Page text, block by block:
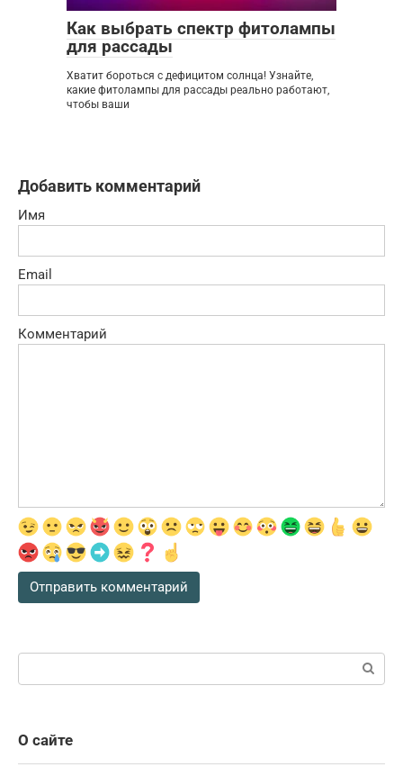
Как выбрать спектр фитолампы
для рассады
Хватит бороться с дефицитом солнца! Узнайте,
какие фитолампы для рассады реально работают,
чтобы ваши
Добавить комментарий
Имя
Email
Комментарий
Поиск:
О сайте